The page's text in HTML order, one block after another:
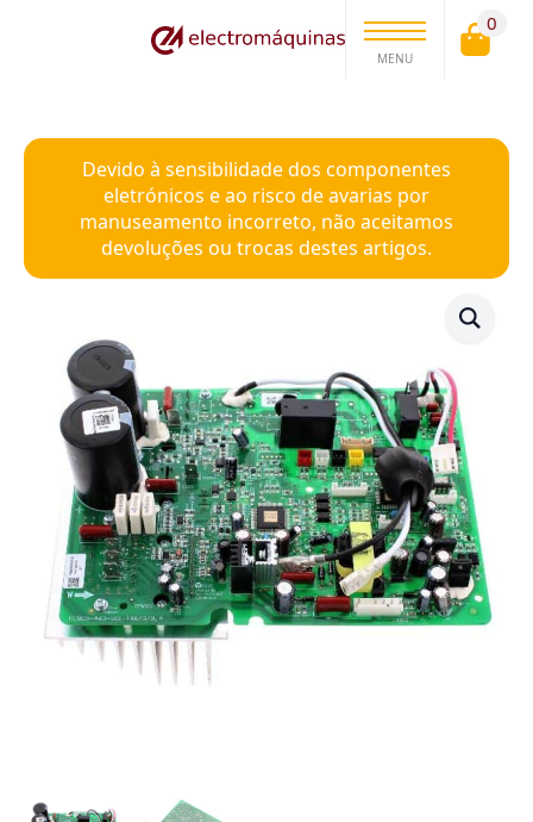
MENU
0
Devido à sensibilidade dos componentes
eletrónicos e ao risco de avarias por
manuseamento incorreto, não aceitamos
devoluções ou trocas destes artigos.